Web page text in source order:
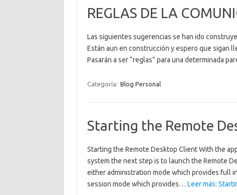
REGLAS DE LA
Las siguientes sugerencias se han ido
Están aun en construcción y espero que sigan
Pasarán a ser “reglas” para una determinada
Categoría: Blog Personal
Starting the Remote
Starting the Remote Desktop Client With the
system the next step is to launch the Remote
either administration mode which provides full
session mode which provides… Leer más: